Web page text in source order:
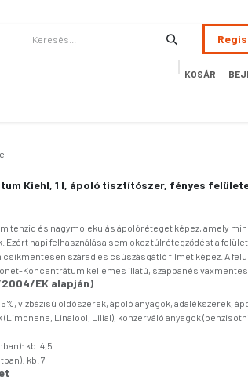
KOSÁR
Kiehl, 1 l, ápoló tisztítószer, fényes
tenzid és nagymolekulás ápolóréteget képez, amely
Ezért napi felhasználása sem okoz túlrétegződést a
szárad és csúszásgátló filmet képez. A
Koncentrátum kellemes illatú, szappanés
EK alapján)
vízbázisú oldószerek, ápoló anyagok, adalékszerek,
(Limonene, Linalool, Lilial), konzerváló anyagok
kb. 4,5
kb. 7